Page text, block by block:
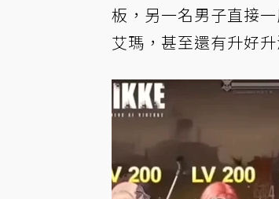
板，另一名男子直接
艾瑪，甚至還有升好